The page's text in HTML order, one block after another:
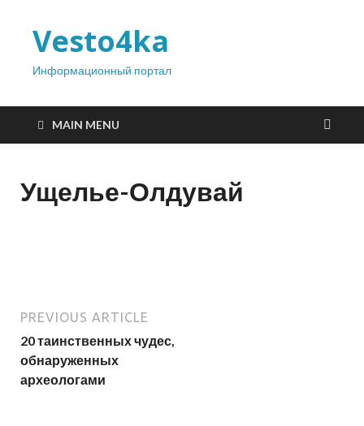
Vesto4ka
Информационный портал
MAIN MENU
Ущелье-Олдувай
PREVIOUS ARTICLE
20 таинственных чудес,
обнаруженных
археологами